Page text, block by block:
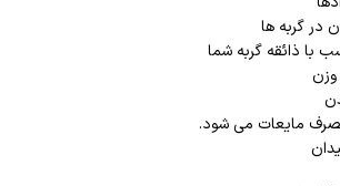
در گربه ها
با ذائقه گربه شما
مایعات می شود.